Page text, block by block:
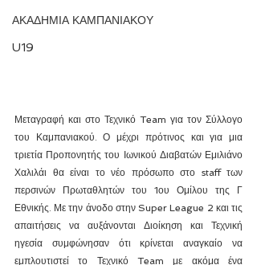
ΑΚΑΔΗΜΙΑ ΚΑΜΠΑΝΙΑΚΟΥ
U19
Μεταγραφή και στο Τεχνικό Team για τον Σύλλογο
του Καμπανιακού. Ο μέχρι πρότινος και για μια
τριετία Προπονητής του Ιωνικού Διαβατών Εμιλιάνο
Χαλιλάι θα είναι το νέο πρόσωπο στο staff των
περσινών Πρωταθλητών του 1ου Ομίλου της Γ
Εθνικής. Με την άνοδο στην Super League 2 και τις
απαιτήσεις να αυξάνονται Διοίκηση και Τεχνική
ηγεσία συμφώνησαν ότι κρίνεται αναγκαίο να
εμπλουτιστεί το Τεχνικό Team με ακόμα ένα